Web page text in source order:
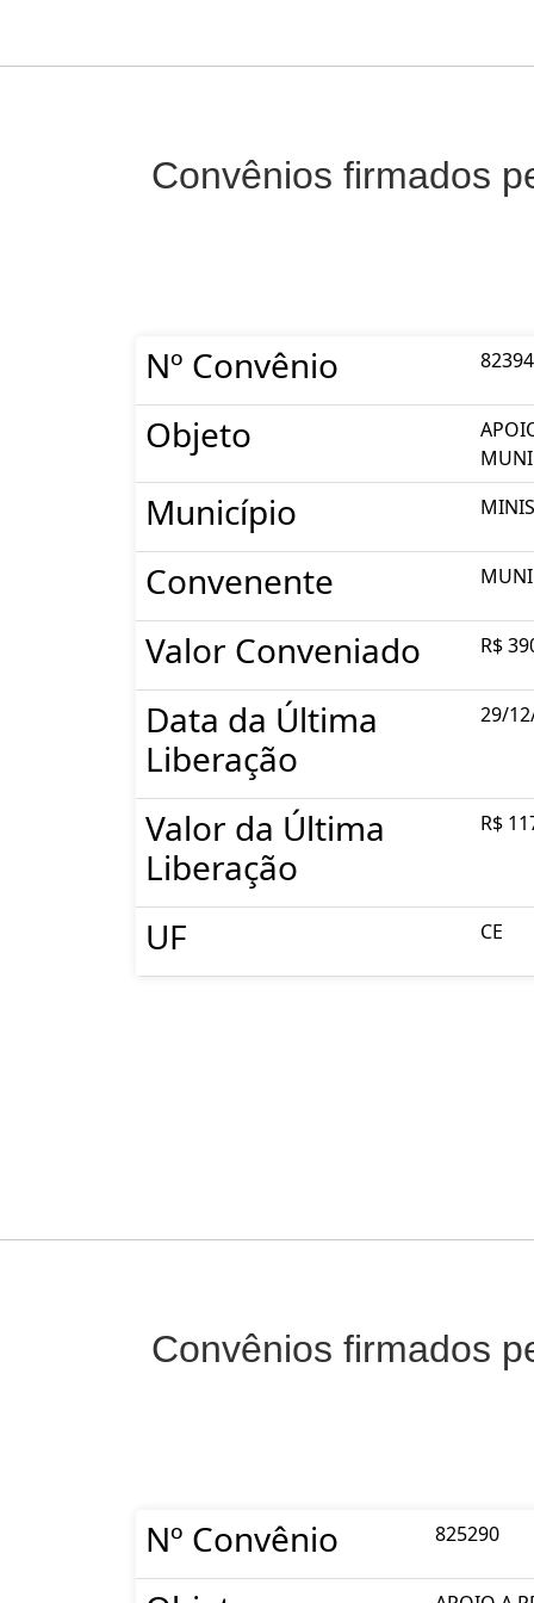
Convênios firmados
Nº Convênio
Objeto
Município
Convenente
Valor Conveniado R$
Data da Última
Liberação
29/
Valor da Última
Liberação
R$
UF CE
Convênios firmados
Nº Convênio 825290